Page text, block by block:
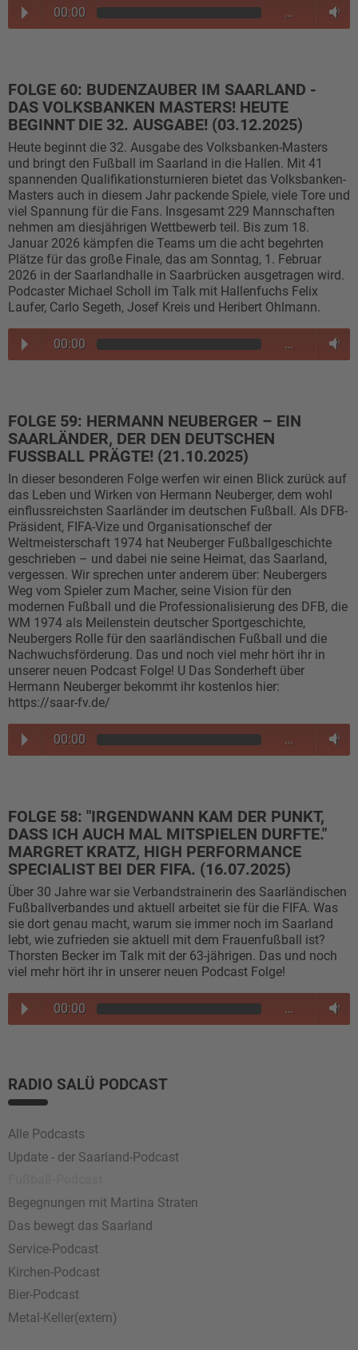
00:00 …
FOLGE 60: BUDENZAUBER IM SAARLAND -
DAS VOLKSBANKEN MASTERS! HEUTE
BEGINNT DIE 32. AUSGABE! (03.12.2025)
Heute beginnt die 32. Ausgabe des Volksbanken-Masters
und bringt den Fußball im Saarland in die Hallen. Mit 41
spannenden Qualifikationsturnieren bietet das Volksbanken-
Masters auch in diesem Jahr packende Spiele, viele Tore und
viel Spannung für die Fans. Insgesamt 229 Mannschaften
nehmen am diesjährigen Wettbewerb teil. Bis zum 18.
Januar 2026 kämpfen die Teams um die acht begehrten
Plätze für das große Finale, das am Sonntag, 1. Februar
2026 in der Saarlandhalle in Saarbrücken ausgetragen wird.
Podcaster Michael Scholl im Talk mit Hallenfuchs Felix
Laufer, Carlo Segeth, Josef Kreis und Heribert Ohlmann.
00:00 …
FOLGE 59: HERMANN NEUBERGER – EIN
SAARLÄNDER, DER DEN DEUTSCHEN
FUSSBALL PRÄGTE! (21.10.2025)
In dieser besonderen Folge werfen wir einen Blick zurück auf
das Leben und Wirken von Hermann Neuberger, dem wohl
einflussreichsten Saarländer im deutschen Fußball. Als DFB-
Präsident, FIFA-Vize und Organisationschef der
Weltmeisterschaft 1974 hat Neuberger Fußballgeschichte
geschrieben – und dabei nie seine Heimat, das Saarland,
vergessen. Wir sprechen unter anderem über: Neubergers
Weg vom Spieler zum Macher, seine Vision für den
modernen Fußball und die Professionalisierung des DFB, die
WM 1974 als Meilenstein deutscher Sportgeschichte,
Neubergers Rolle für den saarländischen Fußball und die
Nachwuchsförderung. Das und noch viel mehr hört ihr in
unserer neuen Podcast Folge! U Das Sonderheft über
Hermann Neuberger bekommt ihr kostenlos hier:
https://saar-fv.de/
00:00 …
FOLGE 58: "IRGENDWANN KAM DER PUNKT,
DASS ICH AUCH MAL MITSPIELEN DURFTE."
MARGRET KRATZ, HIGH PERFORMANCE
SPECIALIST BEI DER FIFA. (16.07.2025)
Über 30 Jahre war sie Verbandstrainerin des Saarländischen
Fußballverbandes und aktuell arbeitet sie für die FIFA. Was
sie dort genau macht, warum sie immer noch im Saarland
lebt, wie zufrieden sie aktuell mit dem Frauenfußball ist?
Thorsten Becker im Talk mit der 63-jährigen. Das und noch
viel mehr hört ihr in unserer neuen Podcast Folge!
00:00 …
RADIO SALÜ PODCAST
Alle Podcasts
Update - der Saarland-Podcast
Begegnungen mit Martina Straten
Das bewegt das Saarland
Service-Podcast
Kirchen-Podcast
Bier-Podcast
Metal-Keller(extern)